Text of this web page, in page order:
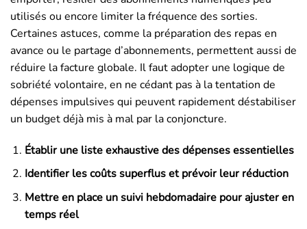
utilisés ou encore limiter la fréquence des sorties.
Certaines astuces, comme la préparation des repas en
avance ou le partage d’abonnements, permettent aussi de
réduire la facture globale. Il faut adopter une logique de
sobriété volontaire, en ne cédant pas à la tentation de
dépenses impulsives qui peuvent rapidement déstabiliser
un budget déjà mis à mal par la conjoncture.
Établir une liste exhaustive des dépenses essentielles
Identifier les coûts superflus et prévoir leur réduction
Mettre en place un suivi hebdomadaire pour ajuster en
temps réel